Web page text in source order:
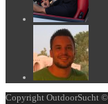
Copyright OutdoorSucht